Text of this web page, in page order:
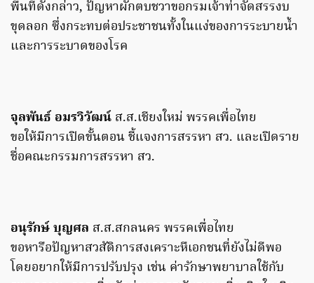
พื้นที่ดังกล่าว, ปัญหาผักตบชวาขอกรมเจ้าท่าจัดสรรงบ
ขุดลอก ซึ่งกระทบต่อประชาชนทั้งในแง่ของการระบายน้ำ
และการระบาดของโรค
จุลพันธ์ อมรวิวัฒน์ ส.ส.เชียงใหม่ พรรคเพื่อไทย
ขอให้มีการเปิดขั้นตอน ชี้แจงการสรรหา สว. และเปิดราย
ชื่อคณะกรรมการสรรหา สว.
อนุรักษ์ บุญศล ส.ส.สกลนคร พรรคเพื่อไทย
ขอหารือปัญหาสวสัดิการสงเคราะหืเอกชนที่ยังไม่ดีพอ
โดยอยากให้มีการปรับปรุง เช่น ค่ารักษาพยาบาลใช้กับ